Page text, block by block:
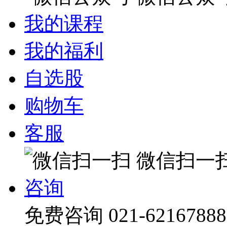
我的课程
我的福利
自选股
购物车
客服
微信扫一
咨询
免费咨询 021-62167888